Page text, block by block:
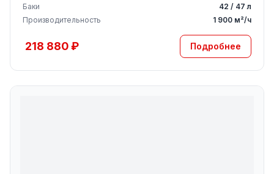
Баки
42 / 47 л
Производительность
1 900 м²/ч
218 880 ₽ Подробнее